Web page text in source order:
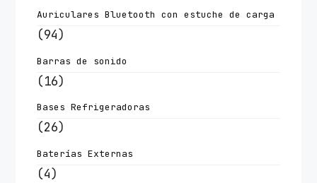
Auriculares Bluetooth con estuche de carga
(94)
Barras de sonido
(16)
Bases Refrigeradoras
(26)
Baterías Externas
(4)